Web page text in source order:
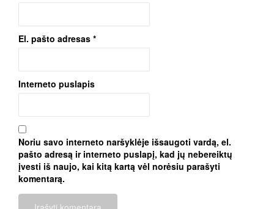
El. pašto adresas *
Interneto puslapis
Noriu savo interneto naršyklėje išsaugoti vardą, el.
pašto adresą ir interneto puslapį, kad jų nebereiktų
įvesti iš naujo, kai kitą kartą vėl norėsiu parašyti
komentarą.